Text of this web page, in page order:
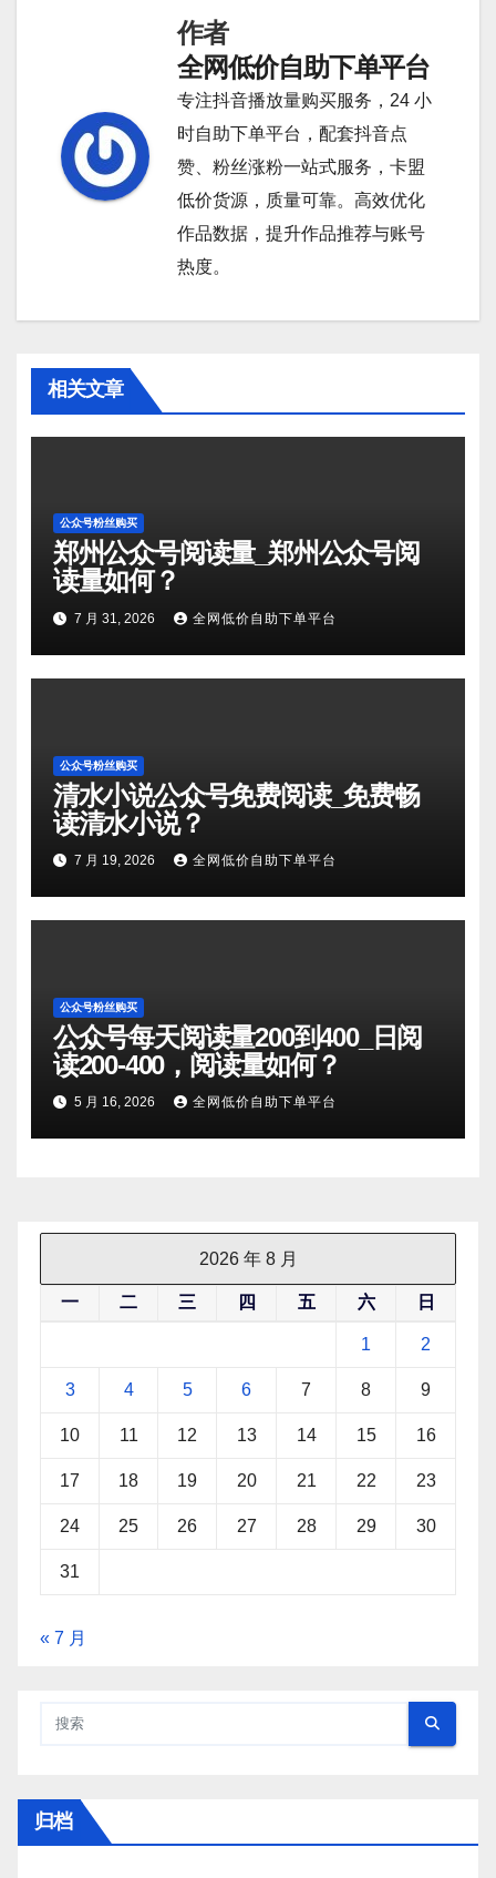
作者
全网低价自助下单平台
专注抖音播放量购买服务，24 小
时自助下单平台，配套抖音点
赞、粉丝涨粉一站式服务，卡盟
低价货源，质量可靠。高效优化
作品数据，提升作品推荐与账号
热度。
相关文章
公众号粉丝购买
郑州公众号阅读量_郑州公众号阅
读量如何？
7 月 31, 2026 全网低价自助下单平台
公众号粉丝购买
清水小说公众号免费阅读_免费畅
读清水小说？
7 月 19, 2026 全网低价自助下单平台
公众号粉丝购买
公众号每天阅读量200到400_日阅
读200-400，阅读量如何？
5 月 16, 2026 全网低价自助下单平台
2026 年 8 月
一 二 三 四 五 六 日
1 2
3 4 5 6 7 8 9
10 11 12 13 14 15 16
17 18 19 20 21 22 23
24 25 26 27 28 29 30
31
« 7 月
归档